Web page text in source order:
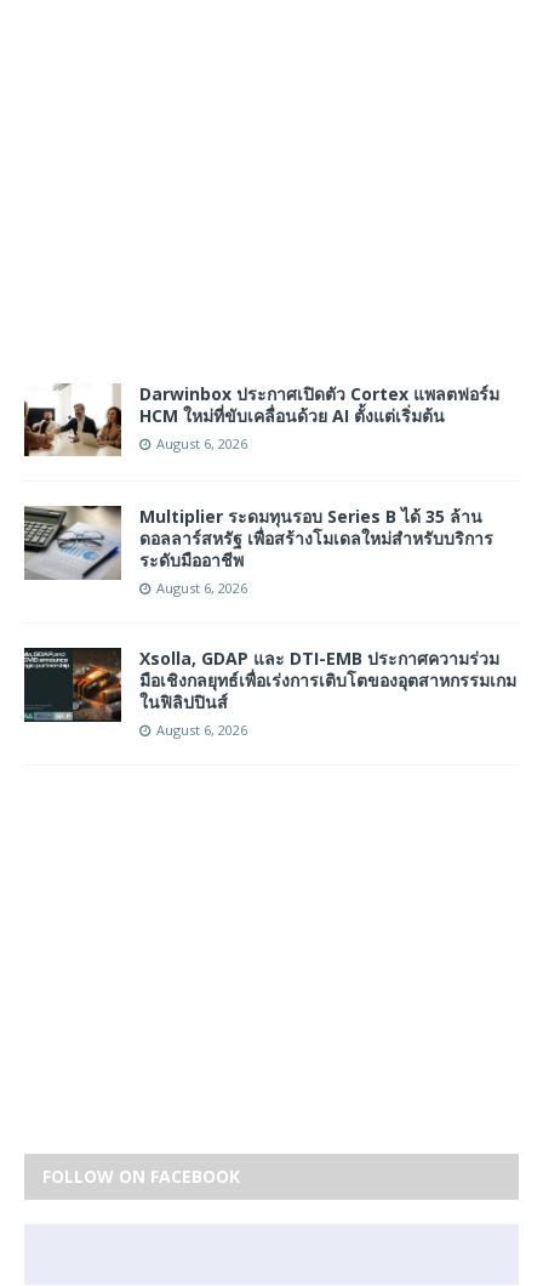
Darwinbox ประกาศเปิดตัว Cortex แพลตฟอร์ม
HCM ใหม่ที่ขับเคลื่อนด้วย AI ตั้งแต่เริ่มต้น
August 6, 2026
Multiplier ระดมทุนรอบ Series B ได้ 35 ล้าน
ดอลลาร์สหรัฐ เพื่อสร้างโมเดลใหม่สำหรับบริการ
ระดับมืออาชีพ
August 6, 2026
Xsolla, GDAP และ DTI-EMB ประกาศความร่วม
มือเชิงกลยุทธ์เพื่อเร่งการเติบโตของอุตสาหกรรมเกม
ในฟิลิปปินส์
August 6, 2026
FOLLOW ON FACEBOOK